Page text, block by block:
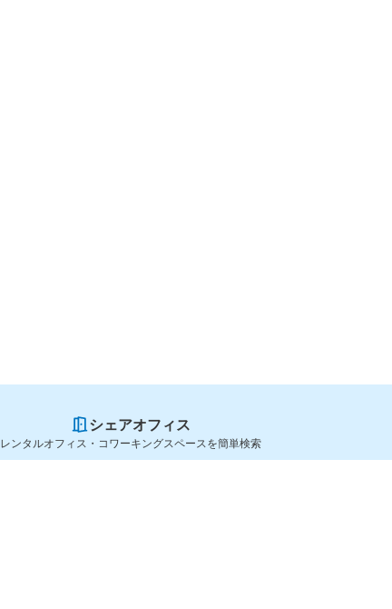
シェアオフィス
レンタルオフィス・コワーキングスペースを簡単検索